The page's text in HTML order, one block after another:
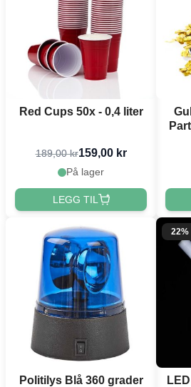
Red Cups 50x - 0,4 liter
189,00 kr159,00 kr
På lager
LEGG TIL
Politilys Blå 360 grader
22%